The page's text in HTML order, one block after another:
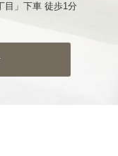
」下車 徒歩1分